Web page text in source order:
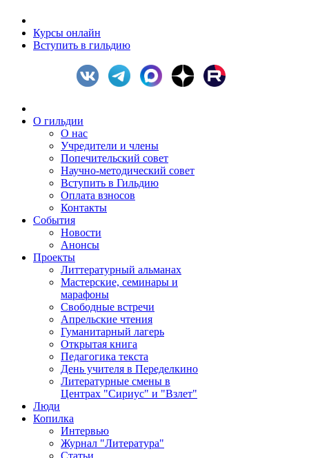
Курсы онлайн
Вступить в гильдию
О гильдии
О нас
Учредители и члены
Попечительский совет
Научно-методический совет
Вступить в Гильдию
Оплата взносов
Контакты
События
Новости
Анонсы
Проекты
Литтературный альманах
Мастерские, семинары и
марафоны
Свободные встречи
Апрельские чтения
Гуманитарный лагерь
Открытая книга
Педагогика текста
День учителя в Переделкино
Литературные смены в
Центрах "Сириус" и "Взлет"
Люди
Копилка
Интервью
Журнал "Литература"
Статьи